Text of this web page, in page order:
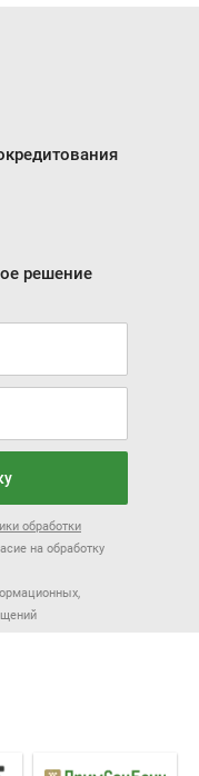
решение
обработки
на обработку